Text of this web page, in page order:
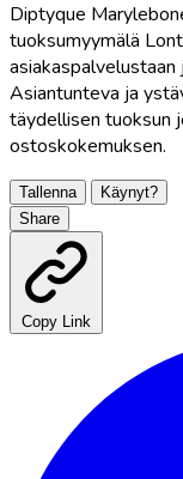
Diptyque
tuoksumyymälä
Asiantunteva ja
täydellisen tuoksun
ostoskokemuksen.
Tallenna
Käynyt?
Share
Copy Link